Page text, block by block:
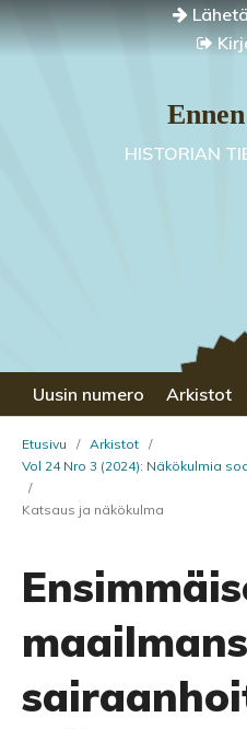
HISTORIAN
Uusin numero Arkistot
Etusivu / Arkistot /
Vol 24 Nro 3 (2024): Näkökulmia
/
Katsaus ja näkökulma